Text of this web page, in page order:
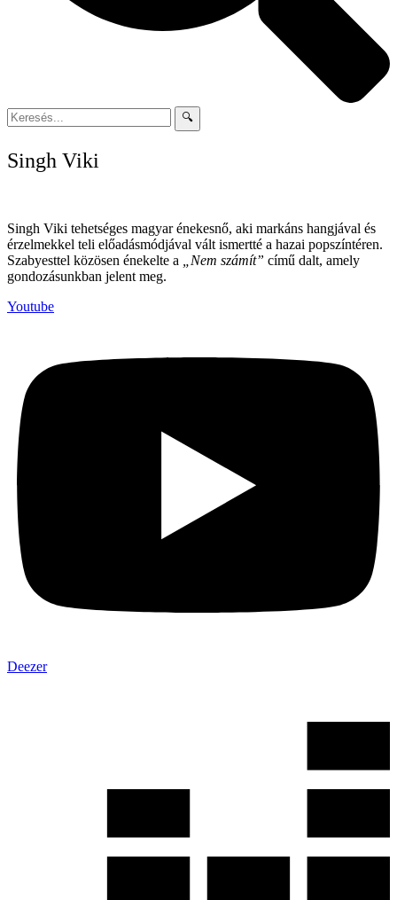
🔍
Singh Viki
Singh Viki tehetséges magyar énekesnő, aki markáns hangjával és
érzelmekkel teli előadásmódjával vált ismertté a hazai popszíntéren.
Szabyesttel közösen énekelte a
„Nem számít” című dalt, amely
gondozásunkban jelent meg.
Youtube
Deezer